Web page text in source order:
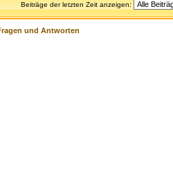
Beiträge der letzten Zeit anzeigen:
und Antworten